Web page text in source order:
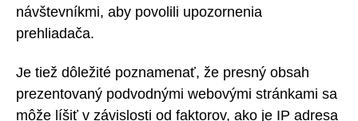
návštevníkmi, aby povolili upozornenia
prehliadača.
Je tiež dôležité poznamenať, že presný obsah
prezentovaný podvodnými webovými stránkami sa
môže líšiť v závislosti od faktorov, ako je IP adresa